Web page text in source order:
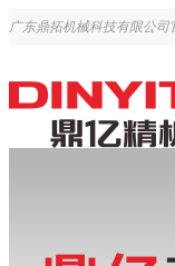
广东鼎拓机械科技有限公司